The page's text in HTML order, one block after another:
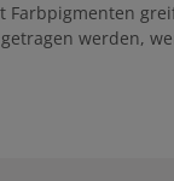
Farbpigmenten
werden,